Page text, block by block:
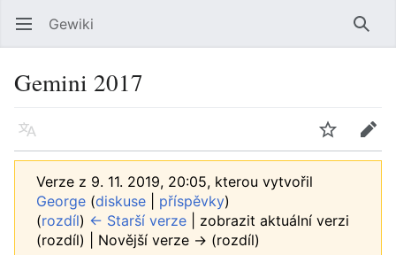
Otevřít hlavní menu Gewiki
Gemini 2017
Jazyk Sledovat Editovat
Verze z 9. 11. 2019, 20:05, kterou vytvořil
George (diskuse příspěvky)
(rozdíl) ← Starší verze | zobrazit aktuální verzi
(rozdíl) | Novější verze → (rozdíl)